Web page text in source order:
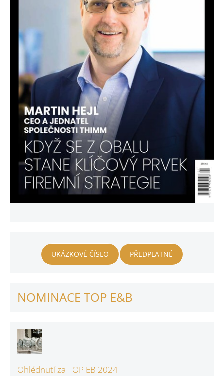
UKÁZKOVÉ ČÍSLO PŘEDPLATNÉ
NOMINACE TOP E&B
Ohlédnutí za TOP EB 2024